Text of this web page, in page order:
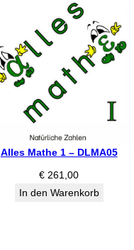
Alles Mathe 1 – DLMA05
€ 261,00
In den Warenkorb